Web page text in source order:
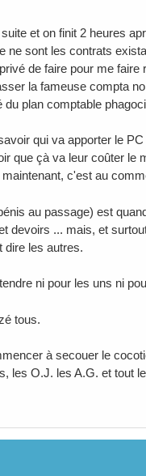
et on finit 2 heures
ne sont les contrats
de faire pour me
la fameuse compta
du plan comptable
qui va apporter le
que çà va leur coûter le
c'est au
au passage) est
devoirs ... mais, et
dire les autres.
ni pour les uns ni
tous.
à secouer le
les O.J. les A.G. et tout